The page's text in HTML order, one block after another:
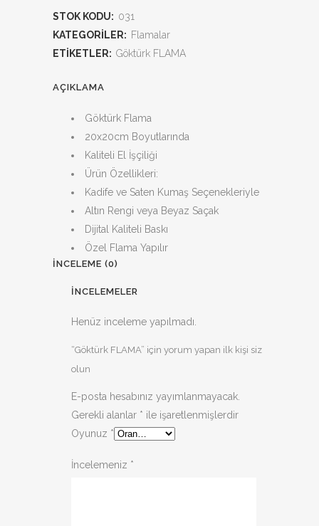
STOK KODU: 031
KATEGORILER: Flamalar
ETIKETLER: Göktürk FLAMA
AÇIKLAMA
Göktürk Flama
20x20cm Boyutlarında
Kaliteli El İşçiliği
Ürün Özellikleri:
Kadife ve Saten Kumaş Seçenekleriyle
Altın Rengi veya Beyaz Saçak
Dijital Kaliteli Baskı
Özel Flama Yapılır
İNCELEME (0)
İNCELEMELER
Henüz inceleme yapılmadı.
“Göktürk FLAMA” için yorum yapan ilk kişi siz
olun
E-posta hesabınız yayımlanmayacak.
Gerekli alanlar * ile işaretlenmişlerdir
Oyunuz *
İncelemeniz *